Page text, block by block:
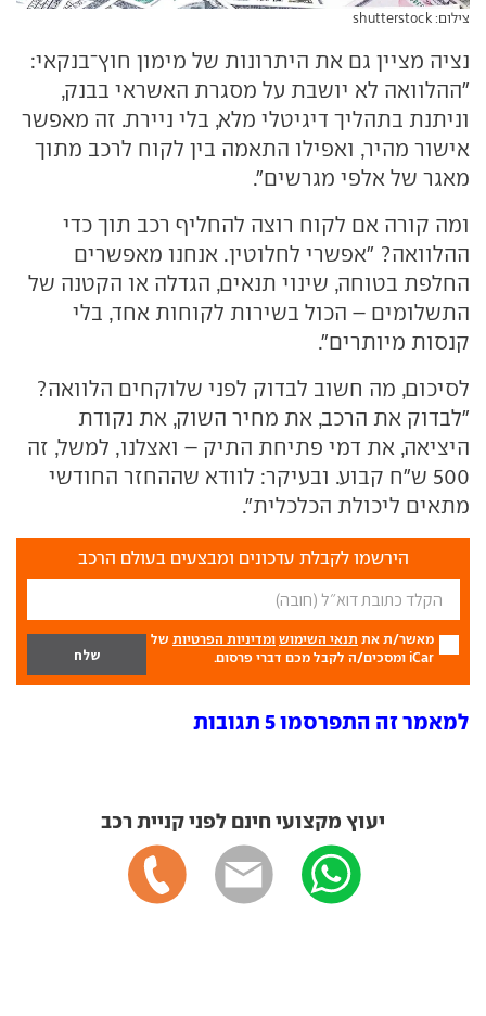
צילום: shutterstock
נציה מציין גם את היתרונות של מימון חוץ־בנקאי:
"ההלוואה לא יושבת על מסגרת האשראי בבנק,
וניתנת בתהליך דיגיטלי מלא, בלי ניירת. זה מאפשר
אישור מהיר, ואפילו התאמה בין לקוח לרכב מתוך
מאגר של אלפי מגרשים".
ומה קורה אם לקוח רוצה להחליף רכב תוך כדי
ההלוואה? "אפשרי לחלוטין. אנחנו מאפשרים
החלפת בטוחה, שינוי תנאים, הגדלה או הקטנה של
התשלומים – הכול בשירות לקוחות אחד, בלי
קנסות מיותרים".
לסיכום, מה חשוב לבדוק לפני שלוקחים הלוואה?
"לבדוק את הרכב, את מחיר השוק, את נקודת
היציאה, את דמי פתיחת התיק – ואצלנו, למשל, זה
500 ש"ח קבוע. ובעיקר: לוודא שההחזר החודשי
מתאים ליכולת הכלכלית".
הירשמו לקבלת עדכונים ומבצעים בעולם הרכב
מאשר/ת את תנאי השימוש ומדיניות הפרטיות של
iCar ומסכים/ה לקבל מכם דברי פרסום.
למאמר זה התפרסמו 5 תגובות
יעוץ מקצועי חינם לפני קניית רכב